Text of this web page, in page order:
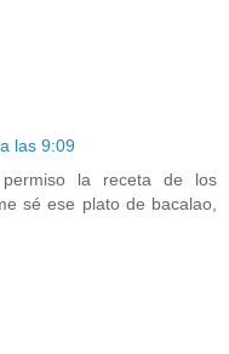
las 9:09
la receta de los
sé ese plato de bacalao,